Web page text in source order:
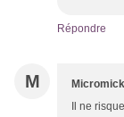
Répondre
M Micromick
Il ne